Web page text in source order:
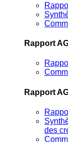
Rapport
Rapport
des